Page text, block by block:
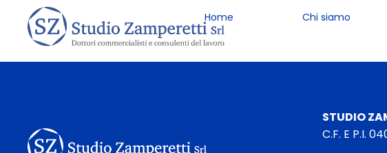
Home Chi siamo
STUDIO
C.F. E P.I.